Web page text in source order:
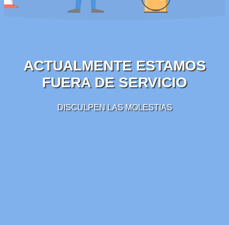
ACTUALMENTE ESTAMOS
FUERA DE SERVICIO
DISCULPEN LAS MOLESTIAS